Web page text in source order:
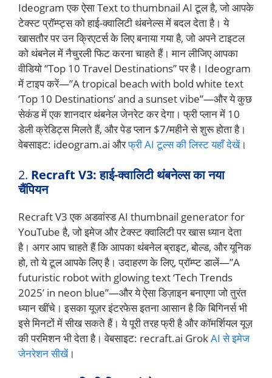
Ideogram एक ऐसा Text to thumbnail AI टूल है, जो आपके
टेक्स्ट प्रॉम्प्ट्स को हाई-क्वालिटी थंबनेल्स में बदल देता है। ये
खासतौर पर उन क्रिएटर्स के लिए बनाया गया है, जो अपने टाइटल
को थंबनेल में नैचुरली फिट करना चाहते हैं। मान लीजिए आपका
वीडियो “Top 10 Travel Destinations” पर है। Ideogram
में टाइप करें—”A tropical beach with bold white text
‘Top 10 Destinations’ and a sunset vibe”—और ये कुछ
सेकंड में एक शानदार थंबनेल जेनरेट कर देगा। फ्री प्लान में 10
डेली क्रेडिट्स मिलते हैं, और पेड प्लान $7/महीने से शुरू होता है।
वेबसाइट: ideogram.ai औरफ्री AI टूल्स की लिस्ट यहाँ देखें।
2. Recraft V3: हाई-क्वालिटी थंबनेल्स का नया
चैंपियन
Recraft V3 एक अडवांस्ड AI thumbnail generator for
YouTube है, जो इमेज और टेक्स्ट क्वालिटी पर खास ध्यान देता
है। अगर आप चाहते हैं कि आपका थंबनेल ब्राइट, बोल्ड, और यूनिक
हो, तो ये टूल आपके लिए है। उदाहरण के लिए, प्रॉम्प्ट डालें—”A
futuristic robot with glowing text ‘Tech Trends
2025’ in neon blue”—और ये ऐसा डिज़ाइन बनाएगा जो तुरंत
ध्यान खींचे। इसका यूज़र इंटरफेस इतना आसान है कि बिगिनर्स भी
इसे मिनटों में सीख सकते हैं। ये पूरी तरह फ्री है और कॉमर्शियल यूज़
की परमिशन भी देता है। वेबसाइट: recraft.ai GrokAI से इमेज
जेनरेशन सीखें।